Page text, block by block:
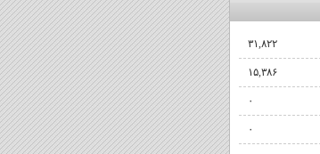
۳۱,۸۲۲
۱۵,۳۸۶
۰
۰